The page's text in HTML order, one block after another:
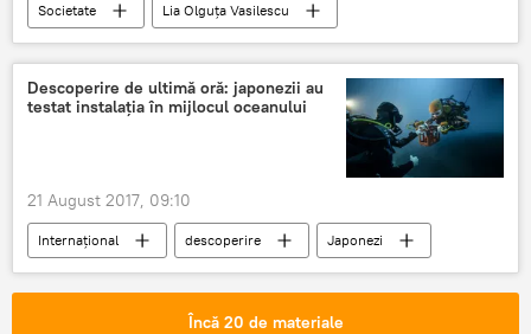
Societate
Lia Olguța Vasilescu
Legea pensiilor
România
Descoperire de ultimă oră: japonezii au
testat instalația în mijlocul oceanului
21 August 2017, 09:10
Internaţional descoperire Japonezi
Încă 20 de materiale